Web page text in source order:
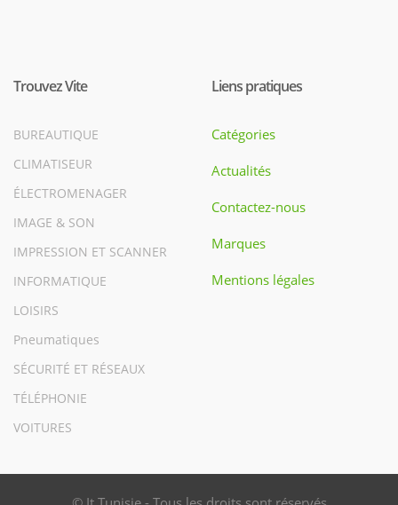
Trouvez Vite
BUREAUTIQUE
CLIMATISEUR
ÉLECTROMENAGER
IMAGE & SON
IMPRESSION ET SCANNER
INFORMATIQUE
LOISIRS
Pneumatiques
SÉCURITÉ ET RÉSEAUX
TÉLÉPHONIE
VOITURES
Liens pratiques
Catégories
Actualités
Contactez-nous
Marques
Mentions légales